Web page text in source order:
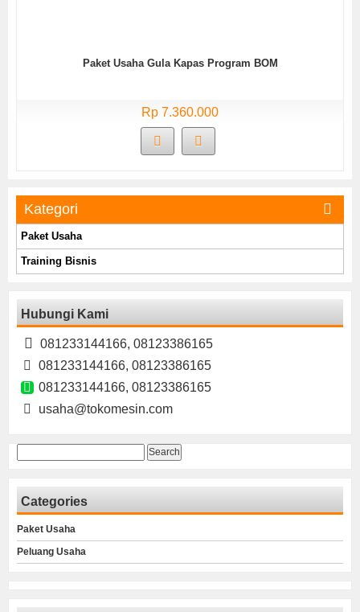
Paket Usaha Gula Kapas Program BOM
Rp 7.360.000
Kategori
Paket Usaha
Training Bisnis
Hubungi Kami
081233144166, 08123386165
081233144166, 08123386165
081233144166, 08123386165
usaha@tokomesin.com
for:
Categories
Paket Usaha
Peluang Usaha